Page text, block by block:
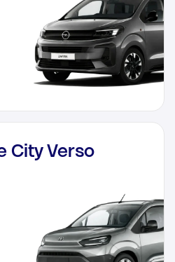
City Verso